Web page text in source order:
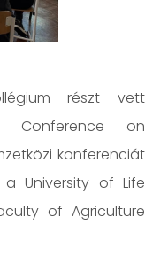
részt vett
Conference on
konferenciát
a University of Life
of Agriculture